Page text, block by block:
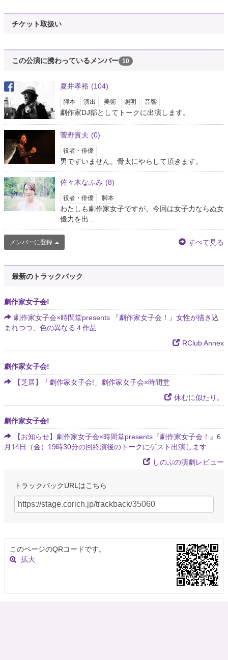
チケット取扱い
この公演に携わっているメンバー 10
夏井孝裕 (104)
脚本 演出 美術 照明 音響
劇作家DJ部としてトークに出演します。
菅野貴夫 (0)
役者・俳優
男ですいません。骨太にやらして頂きます。
佐々木なふみ (8)
役者・俳優 脚本
わたしも劇作家女子ですが、今回は女子力ならぬ女
優力を出...
メンバーに登録 すべて見る
最新のトラックバック
劇作家女子会!
劇作家女子会×時間堂presents 『劇作家女子会！』女性が描き込
まれつつ、色の異なる４作品
RClub Annex
劇作家女子会!
【芝居】「劇作家女子会!」劇作家女子会×時間堂
休むに似たり。
劇作家女子会!
【お知らせ】劇作家女子会×時間堂presents『劇作家女子会！』6
月14日（金）19時30分の回終演後のトークにゲスト出演します
しのぶの演劇レビュー
トラックバックURLはこちら
このページのQRコードです。
拡大